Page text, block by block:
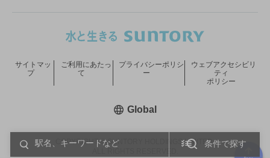
条件で探す
COPYRIGHT © SUNTORY HOLDINGS LIMITED.
サイトマッ
プ
ご利用にあたっ
て
プライバシーポリシ
ー
ウェブアクセシビリ
ティ
ポリシー
Global新しいウィンドウで開く